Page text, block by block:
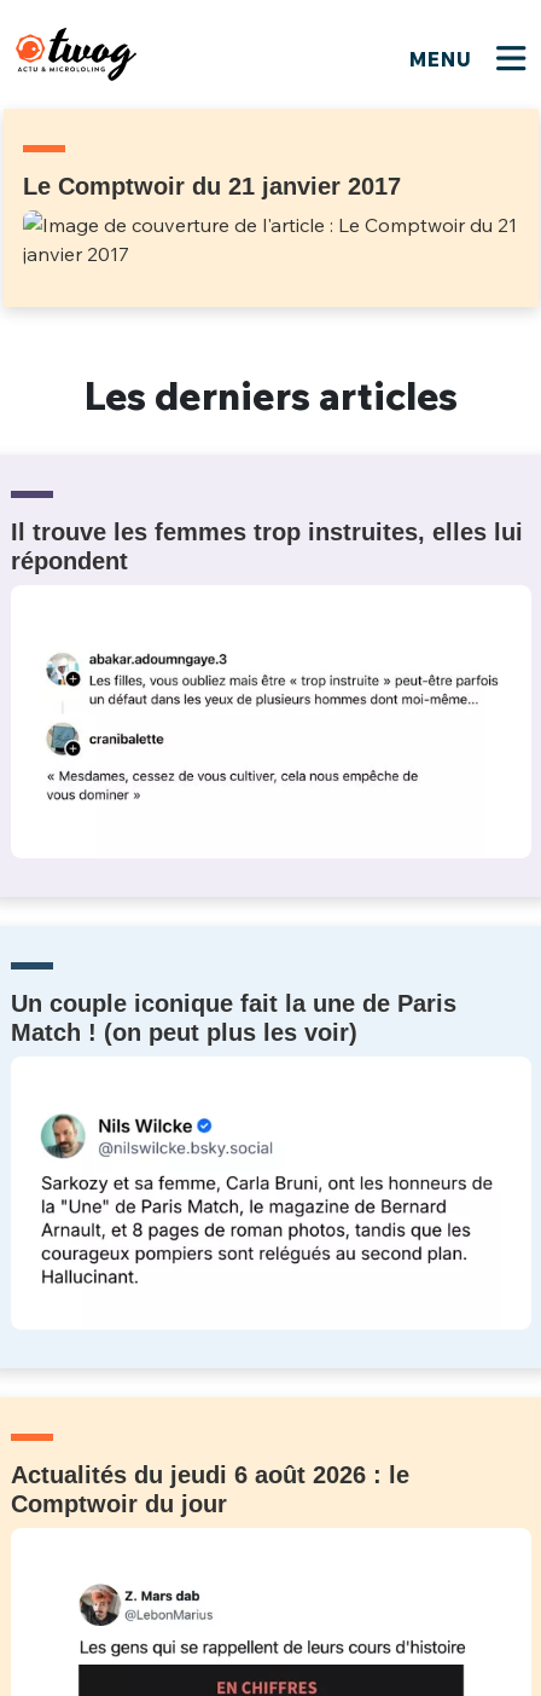
MENU
Le Comptwoir du 21 janvier 2017
Les derniers articles
Il trouve les femmes trop instruites, elles lui
répondent
Un couple iconique fait la une de Paris
Match ! (on peut plus les voir)
Actualités du jeudi 6 août 2026 : le
Comptwoir du jour
Bienvenue !
JE M'INSCRIS
PSEUDO*
EMAIL*
PASSWORD*
JE M'INSCRIS
CONNEXION
FERMER
Que souhaitez-vous proposer ?
Quelques tweets
C'EST PARTI
Ma propre sélection
ME CONNECTER
C'EST PARTI